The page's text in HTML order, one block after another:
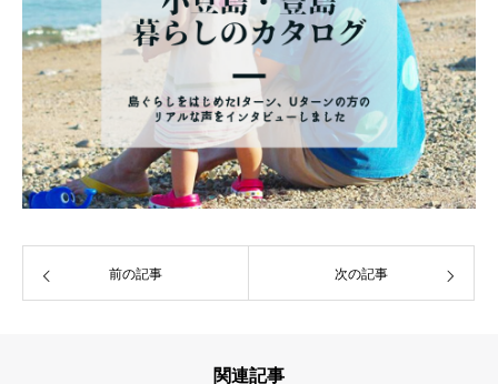
前の記事 次の記事
関連記事